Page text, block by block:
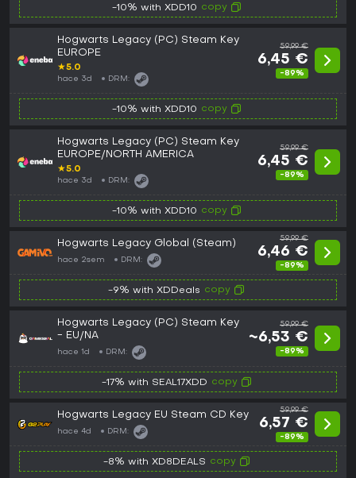
-10% with XDD10 copy
Hogwarts Legacy (PC) Steam Key
EUROPE
★5.0
hace 3d DRM:
59,99 €
6,45 €
-89%
-10% with XDD10 copy
Hogwarts Legacy (PC) Steam Key
EUROPE/NORTH AMERICA
★5.0
hace 3d DRM:
59,99 €
6,45 €
-89%
-10% with XDD10 copy
Hogwarts Legacy Global (Steam)
hace 2sem DRM:
59,99 €
6,46 €
-89%
-9% with XDDeals copy
Hogwarts Legacy (PC) Steam Key
- EU/NA
hace 1d DRM:
59,99 €
~6,53 €
-89%
-17% with SEAL17XDD copy
Hogwarts Legacy EU Steam CD Key
hace 4d DRM:
59,99 €
6,57 €
-89%
-8% with XD8DEALS copy